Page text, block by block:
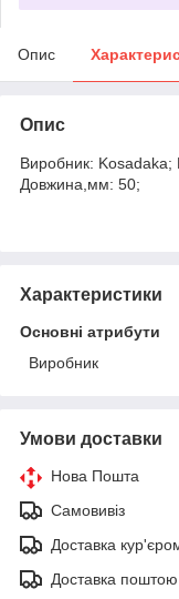
Опис
Опис
Виробник: Kosadaka;
Довжина,мм: 50;
Характеристики
Основні атрибути
Виробник
Умови доставки
Нова Пошта
Самовивіз
Доставка
Доставка поштою